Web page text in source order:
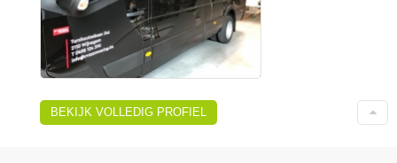
BEKIJK VOLLEDIG PROFIEL